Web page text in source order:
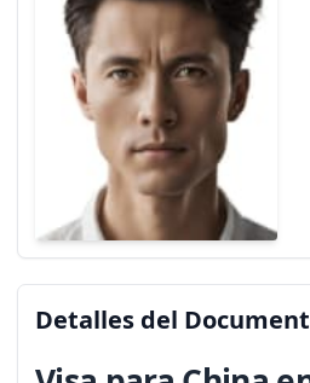
Detalles del